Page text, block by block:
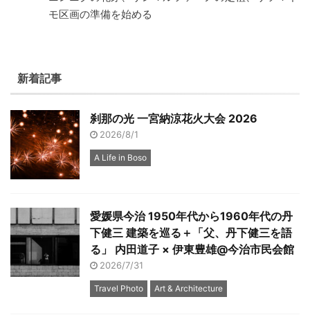
モ区画の準備を始める
新着記事
刹那の光 一宮納涼花火大会 2026
2026/8/1
A Life in Boso
愛媛県今治 1950年代から1960年代の丹
下健三 建築を巡る＋「父、丹下健三を語
る」 内田道子 × 伊東豊雄@今治市民会館
2026/7/31
Travel Photo Art & Architecture